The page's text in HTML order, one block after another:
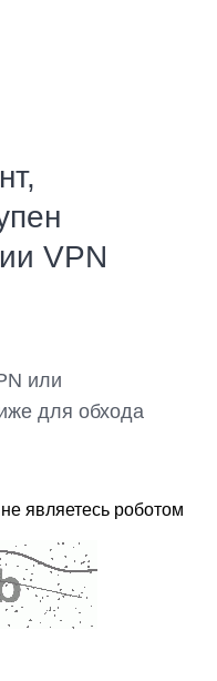
VPN
или
для обхода
являетесь роботом